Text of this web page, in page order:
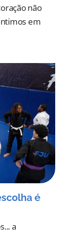
não
em
é
a